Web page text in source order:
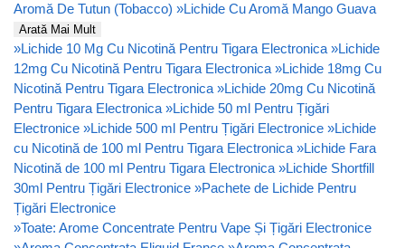
Aromă De Tutun (Tobacco) »Lichide Cu Aromă Mango Guava
Arată Mai Mult
»Lichide 10 Mg Cu Nicotină Pentru Tigara Electronica »Lichide
12mg Cu Nicotină Pentru Tigara Electronica »Lichide 18mg Cu
Nicotină Pentru Tigara Electronica »Lichide 20mg Cu Nicotină
Pentru Tigara Electronica »Lichide 50 ml Pentru Țigări
Electronice »Lichide 500 ml Pentru Țigări Electronice »Lichide
cu Nicotină de 100 ml Pentru Tigara Electronica »Lichide Fara
Nicotină de 100 ml Pentru Tigara Electronica »Lichide Shortfill
30ml Pentru Țigări Electronice »Pachete de Lichide Pentru
Țigări Electronice
»Toate: Arome Concentrate Pentru Vape Și Țigări Electronice